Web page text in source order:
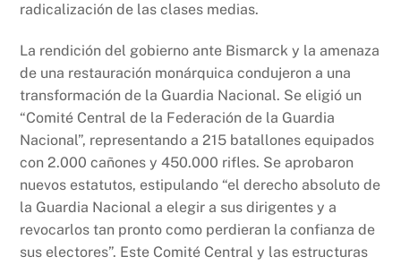
radicalización de las clases medias.
La rendición del gobierno ante Bismarck y la amenaza
de una restauración monárquica condujeron a una
transformación de la Guardia Nacional. Se eligió un
“Comité Central de la Federación de la Guardia
Nacional”, representando a 215 batallones equipados
con 2.000 cañones y 450.000 rifles. Se aprobaron
nuevos estatutos, estipulando “el derecho absoluto de
la Guardia Nacional a elegir a sus dirigentes y a
revocarlos tan pronto como perdieran la confianza de
sus electores”. Este Comité Central y las estructuras